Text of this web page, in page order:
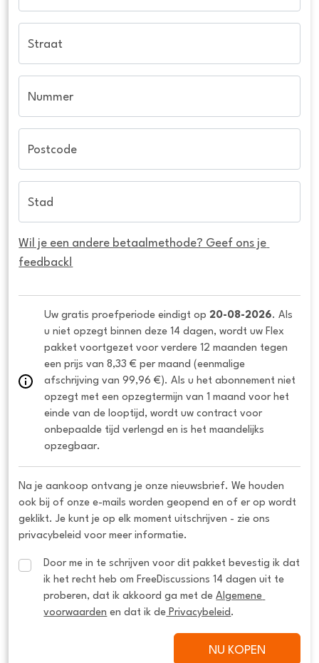
Straat
Nummer
Postcode
Stad
Wil je een andere betaalmethode? Geef ons je
feedback!
Uw gratis proefperiode eindigt op 20-08-2026. Als
u niet opzegt binnen deze 14 dagen, wordt uw Flex
pakket voortgezet voor verdere 12 maanden tegen
een prijs van 8,33 € per maand (eenmalige
afschrijving van 99,96 €). Als u het abonnement niet
opzegt met een opzegtermijn van 1 maand voor het
einde van de looptijd, wordt uw contract voor
onbepaalde tijd verlengd en is het maandelijks
opzegbaar.
Na je aankoop ontvang je onze nieuwsbrief. We houden
ook bij of onze e-mails worden geopend en of er op wordt
geklikt. Je kunt je op elk moment uitschrijven - zie ons
privacybeleid voor meer informatie.
Door me in te schrijven voor dit pakket bevestig ik dat
ik het recht heb om FreeDiscussions 14 dagen uit te
proberen, dat ik akkoord ga met de Algemene
voorwaarden en dat ik de Privacybeleid .
NU KOPEN